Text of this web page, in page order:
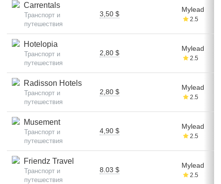
Carrentals
Транспорт и
путешествия
3,50 $
Mylead
2.5
Hotelopia
Транспорт и
путешествия
2,80 $
Mylead
2.5
Radisson Hotels
Транспорт и
путешествия
2,80 $
Mylead
2.5
Musement
Транспорт и
путешествия
4,90 $
Mylead
2.5
Friendz Travel
Транспорт и
путешествия
8.03 $
Mylead
2.5